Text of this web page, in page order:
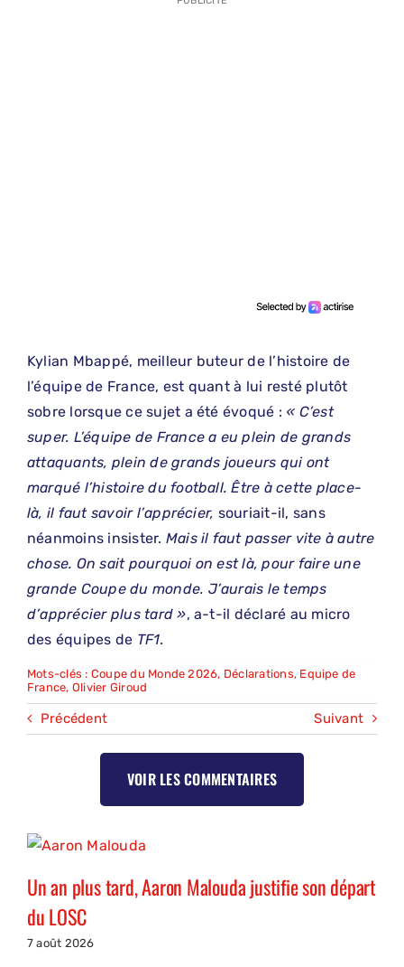
Kylian Mbappé, meilleur buteur de l’histoire de
l’équipe de France, est quant à lui resté plutôt
sobre lorsque ce sujet a été évoqué : « C’est
super. L’équipe de France a eu plein de grands
attaquants, plein de grands joueurs qui ont
marqué l’histoire du football. Être à cette place-
là, il faut savoir l’apprécier, souriait-il, sans
néanmoins insister. Mais il faut passer vite à autre
chose. On sait pourquoi on est là, pour faire une
grande Coupe du monde. J’aurais le temps
d’apprécier plus tard », a-t-il déclaré au micro
des équipes de TF1.
Mots-clés : Coupe du Monde 2026, Déclarations, Equipe de
France, Olivier Giroud
Précédent Suivant
VOIR LES COMMENTAIRES
Un an plus tard, Aaron Malouda justifie son départ
du LOSC
7 août 2026